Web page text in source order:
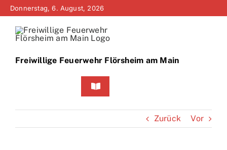
Zum
springen
Donnerstag, 6. August, 2026
Freiwillige Feuerwehr Flörsheim am Main
Toggle
Home
Zurück Vor